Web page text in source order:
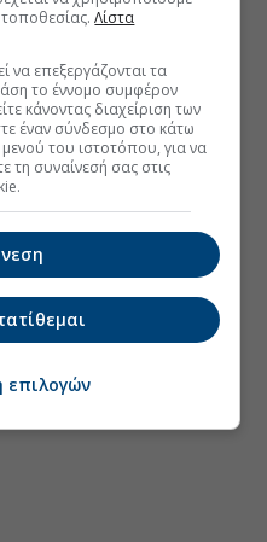
τοποθεσίας.Λίστα
να επεξεργάζονται τα
το έννομο συμφέρον
κάνοντας διαχείριση των
έναν σύνδεσμο στο κάτω
του ιστοτόπου, για να
τη συναίνεσή σας στις
επιλογών